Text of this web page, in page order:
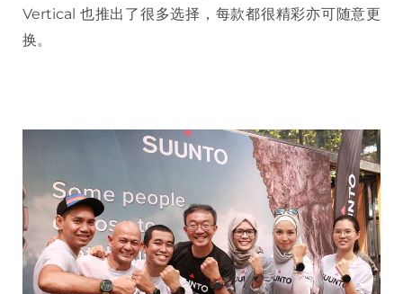
Vertical 也推出了很多选择，每款都很精彩亦可随意更
换。